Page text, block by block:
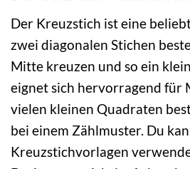
Der Kreuzstich ist eine
zwei diagonalen Stichen
Mitte kreuzen und so ein
eignet sich hervorragend für
vielen kleinen Quadraten
bei einem Zählmuster. Du
Kreuzstichvorlagen